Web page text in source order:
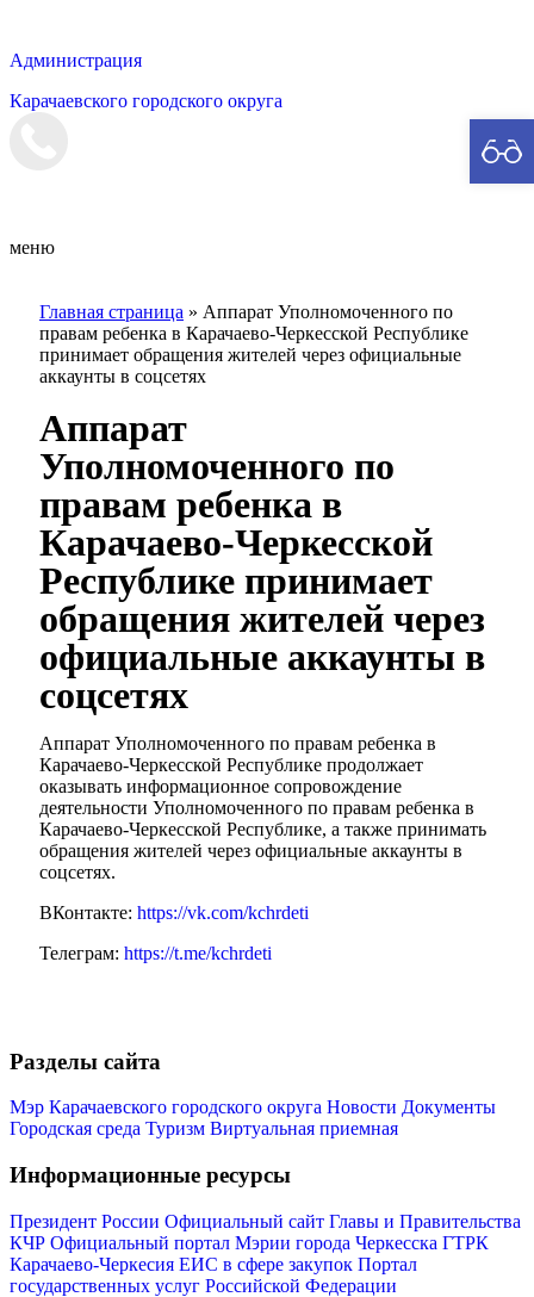
Администрация
Карачаевского городского округа
меню
Главная страница » Аппарат Уполномоченного по
правам ребенка в Карачаево-Черкесской Республике
принимает обращения жителей через официальные
аккаунты в соцсетях
Аппарат
Уполномоченного по
правам ребенка в
Карачаево-Черкесской
Республике принимает
обращения жителей через
официальные аккаунты в
соцсетях
Аппарат Уполномоченного по правам ребенка в
Карачаево-Черкесской Республике продолжает
оказывать информационное сопровождение
деятельности Уполномоченного по правам ребенка в
Карачаево-Черкесской Республике, а также принимать
обращения жителей через официальные аккаунты в
соцсетях.
ВКонтакте: https://vk.com/kchrdeti
Телеграм: https://t.me/kchrdeti
Разделы сайта
Мэр Карачаевского городского округа Новости Документы
Городская среда Туризм Виртуальная приемная
Информационные ресурсы
Президент России Официальный сайт Главы и Правительства
КЧР Официальный портал Мэрии города Черкесска ГТРК
Карачаево-Черкесия ЕИС в сфере закупок Портал
государственных услуг Российской Федерации
Мэр